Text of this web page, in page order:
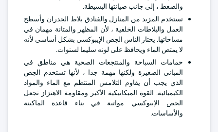
والضغط ، إلى جانب صيانتها البسيطة.
تستخدم المزيد من المنازل والفنادق بلاط الجدران وأسطح
العمل والبلاطات الخلفية ، لأن المظهر والمتانة مهمان في
مساحاتها. يختار الناس الجص الإيبوكسي بشكل أساسي لأنه
لا يمتص الماء ويحافظ على لونه سليما لسنوات.
حمامات السباحة والمنتجعات الصحية هي مناطق في
المباني الصغيرة ولكنها مهمة جدا ، لأنها تستخدم الجص
الذي يجب أن يقاوم التلامس المنتظم مع الماء والمواد
الكيميائية. القوة الميكانيكية الأكبر ومقاومة الاهتزاز تجعل
الجص الإيبوكسي مواتية في بناء قاعدة الماكينة
والأساسات.